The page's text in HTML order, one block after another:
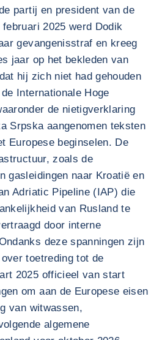
partij en president van de
2025 werd Dodik
gevangenisstraf en kreeg
jaar op het bekleden van
hij zich niet had gehouden
Internationale Hoge
de nietigverklaring
Srpska aangenomen teksten
Europese beginselen. De
zoals de
gasleidingen naar Kroatië en
Adriatic Pipeline (IAP) die
van Rusland te
door interne
deze spanningen zijn
toetreding tot de
2025 officieel van start
om aan de Europese eisen
van witwassen,
algemene